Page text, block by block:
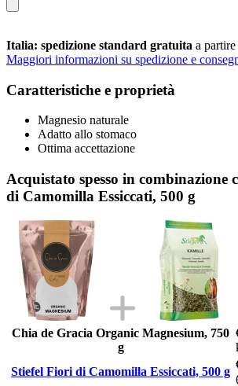
Italia: spedizione standard gratuita a
Maggiori informazioni su spedizione e
Caratteristiche e proprietà
Magnesio naturale
Adatto allo stomaco
Ottima accettazione
Acquistato spesso in combinazione
di Camomilla Essiccati, 500 g
Chia de Gracia Organic Magnesium, 750
g
Stiefel Fiori di Camomilla Essiccati, 500 g